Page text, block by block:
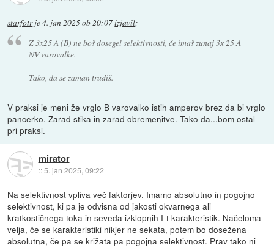
starfotrje4. jan 2025 ob 20:07izjavil:
Z 3x25 A (B) ne boš dosegel selektivnosti, če imaš zunaj 3x 25 A
NV varovalke.
Tako, da se zaman trudiš.
V praksi je meni že vrglo B varovalko istih amperov brez da bi vrglo
pancerko. Zarad stika in zarad obremenitve. Tako da...bom ostal
pri praksi.
mirator
::5. jan 2025, 09:22
Na selektivnost vpliva več faktorjev. Imamo absolutno in pogojno
selektivnost, ki pa je odvisna od jakosti okvarnega ali
kratkostičnega toka in seveda izklopnih I-t karakteristik. Načeloma
velja, če se karakteristiki nikjer ne sekata, potem bo dosežena
absolutna, če pa se križata pa pogojna selektivnost. Prav tako ni